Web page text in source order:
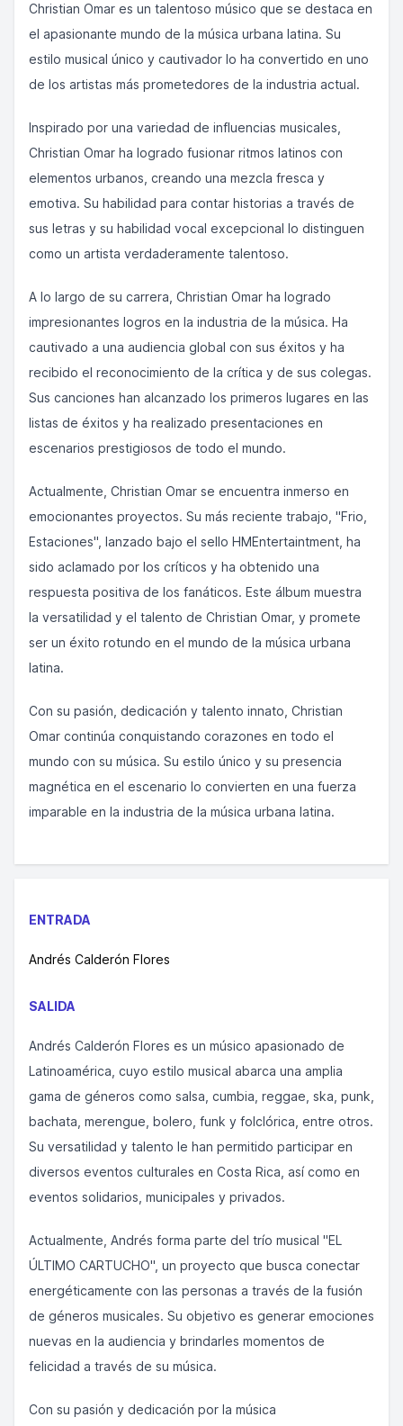
Christian Omar es un talentoso músico que se destaca en
el apasionante mundo de la música urbana latina. Su
estilo musical único y cautivador lo ha convertido en uno
de los artistas más prometedores de la industria actual.
Inspirado por una variedad de influencias musicales,
Christian Omar ha logrado fusionar ritmos latinos con
elementos urbanos, creando una mezcla fresca y
emotiva. Su habilidad para contar historias a través de
sus letras y su habilidad vocal excepcional lo distinguen
como un artista verdaderamente talentoso.
A lo largo de su carrera, Christian Omar ha logrado
impresionantes logros en la industria de la música. Ha
cautivado a una audiencia global con sus éxitos y ha
recibido el reconocimiento de la crítica y de sus colegas.
Sus canciones han alcanzado los primeros lugares en las
listas de éxitos y ha realizado presentaciones en
escenarios prestigiosos de todo el mundo.
Actualmente, Christian Omar se encuentra inmerso en
emocionantes proyectos. Su más reciente trabajo, "Frio,
Estaciones", lanzado bajo el sello HMEntertaintment, ha
sido aclamado por los críticos y ha obtenido una
respuesta positiva de los fanáticos. Este álbum muestra
la versatilidad y el talento de Christian Omar, y promete
ser un éxito rotundo en el mundo de la música urbana
latina.
Con su pasión, dedicación y talento innato, Christian
Omar continúa conquistando corazones en todo el
mundo con su música. Su estilo único y su presencia
magnética en el escenario lo convierten en una fuerza
imparable en la industria de la música urbana latina.
ENTRADA
Andrés Calderón Flores
SALIDA
Andrés Calderón Flores es un músico apasionado de
Latinoamérica, cuyo estilo musical abarca una amplia
gama de géneros como salsa, cumbia, reggae, ska, punk,
bachata, merengue, bolero, funk y folclórica, entre otros.
Su versatilidad y talento le han permitido participar en
diversos eventos culturales en Costa Rica, así como en
eventos solidarios, municipales y privados.
Actualmente, Andrés forma parte del trío musical "EL
ÚLTIMO CARTUCHO", un proyecto que busca conectar
energéticamente con las personas a través de la fusión
de géneros musicales. Su objetivo es generar emociones
nuevas en la audiencia y brindarles momentos de
felicidad a través de su música.
Con su pasión y dedicación por la música